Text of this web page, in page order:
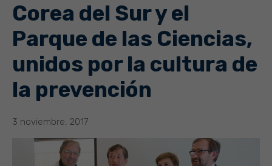
Corea del Sur y el
Parque de las Ciencias,
unidos por la cultura de
la prevención
3 noviembre, 2017